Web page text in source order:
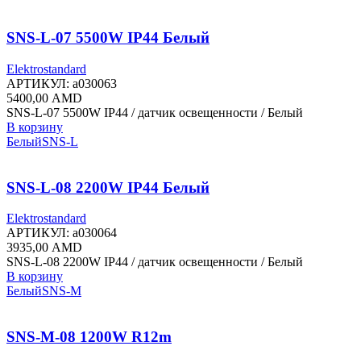
SNS-L-07 5500W IP44 Белый
Elektrostandard
АРТИКУЛ: a030063
5400,00 AMD
SNS-L-07 5500W IP44 / датчик освещенности / Белый
В корзину
БелыйSNS-L
SNS-L-08 2200W IP44 Белый
Elektrostandard
АРТИКУЛ: a030064
3935,00 AMD
SNS-L-08 2200W IP44 / датчик освещенности / Белый
В корзину
БелыйSNS-M
SNS-M-08 1200W R12m